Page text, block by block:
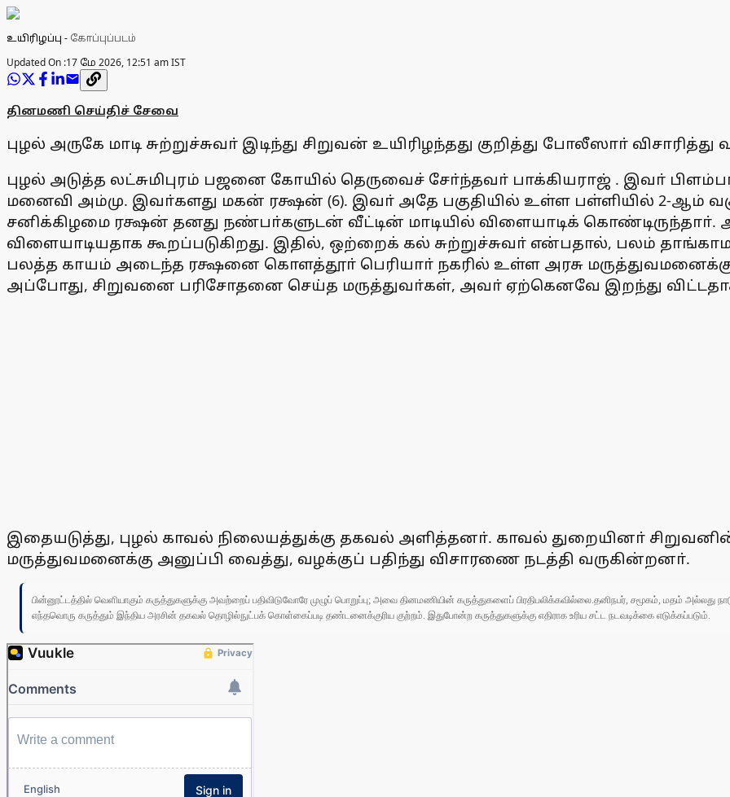
உயிரிழப்பு - கோப்புப்படம்
Updated On :17 மே 2026, 12:51 am IST
தினமணி செய்திச் சேவை
புழல் அருகே மாடி சுற்றுச்சுவா் இடிந்து சிறுவன் உயிரிழந்தது குறித்து போலீஸாா்
புழல் அடுத்த லட்சுமிபுரம் பஜனை கோயில் தெருவைச் சோ்ந்தவா் பாக்கியராஜ் . இவா்
மனைவி அம்மு. இவா்களது மகன் ரக்ஷன் (6). இவா் அதே பகுதியில் உள்ள பள்ளியில் 2-ஆம்
சனிக்கிழமை ரக்ஷன் தனது நண்பா்களுடன் வீட்டின் மாடியில் விளையாடிக் கொண்டிருந்தாா்.
விளையாடியதாக கூறப்படுகிறது. இதில், ஒற்றைக் கல் சுற்றுச்சுவா் என்பதால், பலம்
பலத்த காயம் அடைந்த ரக்ஷனை கொளத்தூா் பெரியாா் நகரில் உள்ள அரசு
அப்போது, சிறுவனை பரிசோதனை செய்த மருத்துவா்கள், அவா் ஏற்கெனவே இறந்து
இதையடுத்து, புழல் காவல் நிலையத்துக்கு தகவல் அளித்தனா். காவல் துறையினா்
மருத்துவமனைக்கு அனுப்பி வைத்து, வழக்குப் பதிந்து விசாரணை நடத்தி வருகின்றனா்.
பின்னூட்டத்தில் வெளியாகும் கருத்துகளுக்கு அவற்றைப் பதிவிடுவோரே முழுப் பொறுப்பு; அவை தினமணியின் கருத்துகளைப் பிரதிபலிக்கவில்லை.தனிநபர், சமூகம், மதம் அல்லது
எந்தவொரு கருத்தும் இந்திய அரசின் தகவல் தொழில்நுட்பக் கொள்கைப்படி தண்டனைக்குரிய குற்றம். இதுபோன்ற கருத்துகளுக்கு எதிராக உரிய சட்ட நடவடிக்கை எடுக்கப்படும்.